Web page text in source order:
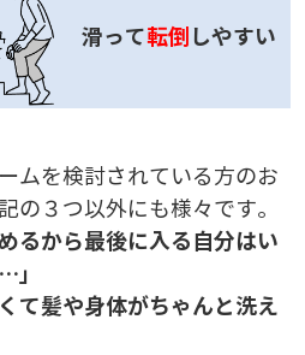
滑って転倒 しやすい
ムを検討されている方のお
の３つ以外にも様々です。
るから最後に入る自分はい
」
て髪や身体がちゃんと洗え